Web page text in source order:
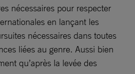
nécessaires pour respecter
en lançant les
nécessaires dans toutes
liées au genre. Aussi bien
qu’après la levée des